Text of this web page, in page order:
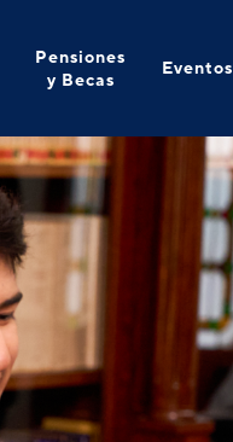
Pensiones
y Becas
Eventos